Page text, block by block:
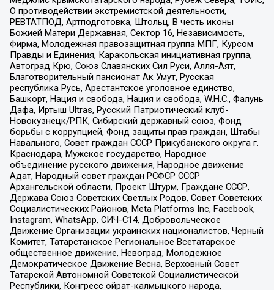
О противодействии экстремистской деятельности,
РЕВТАТПОД, Артподготовка, Штольц, В честь иконы
Божией Матери Державная, Сектор 16, Независимость,
Фирма, Молодежная правозащитная группа МПГ, Курсом
Правды и Единения, Каракольская инициативная группа,
Автоград Крю, Союз Славянских Сил Руси, Алля-Аят,
Благотворительный пансионат Ак Умут, Русская
республика Русь, Арестантское уголовное единство,
Башкорт, Нация и свобода, Нация и свобода, W.H.С., Фалунь
Дафа, Иртыш Ultras, Русский Патриотический клуб-
Новокузнецк/РПК, Сибирский державный союз, Фонд
борьбы с коррупцией, Фонд защиты прав граждан, Штабы
Навального, Совет граждан СССР Прикубанского округа г.
Краснодара, Мужское государство, Народное
объединение русского движения, Народное движение
Адат, Народный совет граждан РСФСР СССР
Архангельской области, Проект Штурм, Граждане СССР,
Держава Союз Советских Светлых Родов, Совет Советских
Социалистических Районов, Meta Platforms Inc, Facebook,
Instagram, WhatsApp, СИЧ-С14, Добровольческое
Движение Организации украинских националистов, Черный
Комитет, Татарстанское Региональное Всетатарское
общественное движение, Невоград, Молодежное
Демократическое Движение Весна, Верховный Совет
Татарской Автономной Советской Социалистической
Республики, Конгресс ойрат-калмыцкого народа,